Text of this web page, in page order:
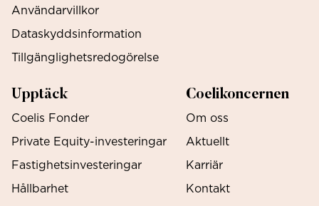
Användarvillkor
Dataskyddsinformation
Tillgänglighetsredogörelse
Upptäck
Coelis Fonder
Private Equity-investeringar
Fastighetsinvesteringar
Hållbarhet
Coelikoncernen
Om oss
Aktuellt
Karriär
Kontakt